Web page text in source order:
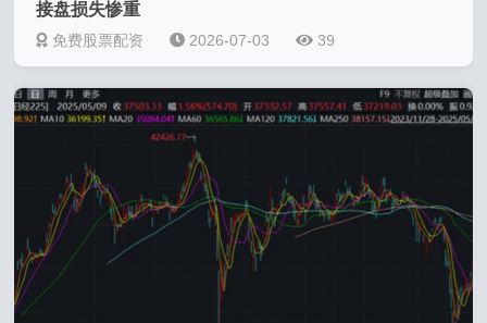
接盘损失惨重
免费股票配资 2026-07-03 39